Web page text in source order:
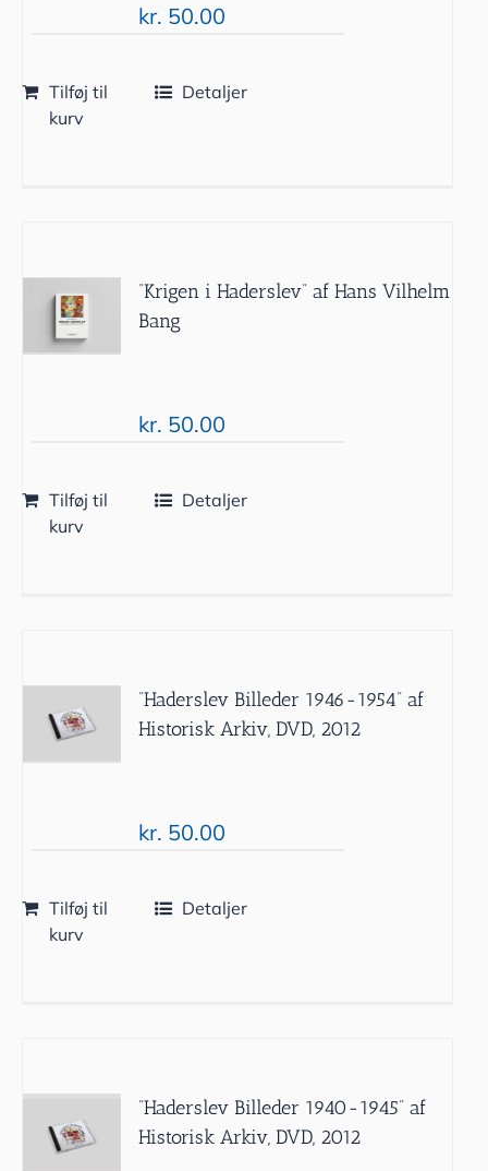
kr. 50.00
Tilføj til
kurv
Detaljer
“Krigen i Haderslev” af Hans Vilhelm
Bang
kr. 50.00
Tilføj til
kurv
Detaljer
”Haderslev Billeder 1946-1954” af
Historisk Arkiv, DVD, 2012
kr. 50.00
Tilføj til
kurv
Detaljer
”Haderslev Billeder 1940-1945” af
Historisk Arkiv, DVD, 2012